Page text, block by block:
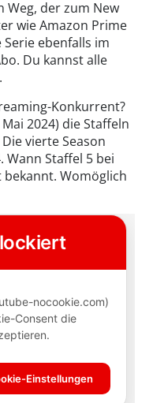
Weg, der zum New
wie Amazon Prime
ebenfalls im
Du kannst alle
Konkurrent?
2024) die Staffeln
vierte Season
Wann Staffel 5 bei
Womöglich